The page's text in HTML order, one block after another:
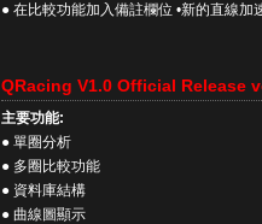
● 在比較功能加入備註欄位 •新的直線加
QRacing V1.0 Official Release
主要功能:
● 單圈分析
● 多圈比較功能
● 資料庫結構
● 曲線圖顯示